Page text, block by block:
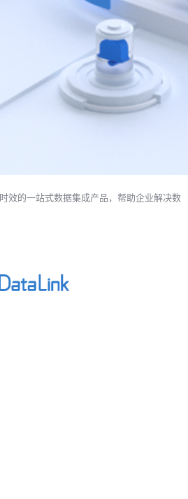
效的一站式数据集成产品，帮助企业解决数